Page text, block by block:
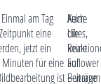
am Tag
eine
jetzt ein
Minuten für eine
ist
Auch
die
auf
Beiträge
Keine
Likes,
keine
Follower
– warum